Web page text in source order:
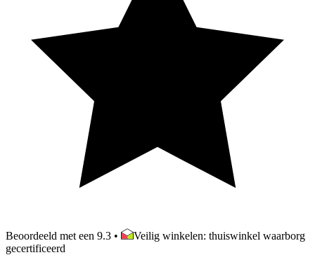
Beoordeeld met een 9.3 •
Veilig winkelen: thuiswinkel waarborg
gecertificeerd